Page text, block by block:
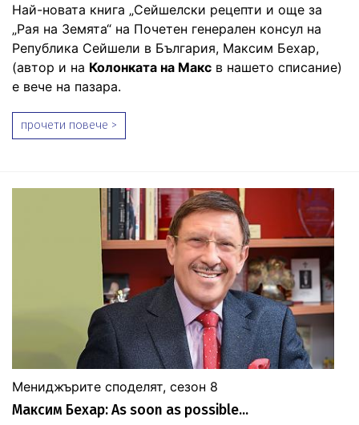
Най-новата книга „Сейшелски рецепти и още за
„Рая на Земята“ на Почетен генерален консул на
Република Сейшели в България, Максим Бехар,
(автор и на Колонката на Макс в нашето списание)
е вече на пазара.
прочети повече >
Мениджърите споделят, сезон 8
Максим Бехар: As soon as possible...